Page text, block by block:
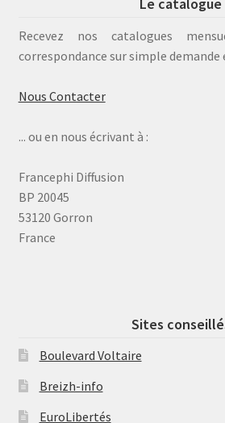
Recevez nos catalogues
correspondance sur simple demande
Nous Contacter
... ou en nous écrivant à :
Francephi Diffusion
BP 20045
53120 Gorron
France
Sites
Boulevard Voltaire
Breizh-info
EuroLibertés